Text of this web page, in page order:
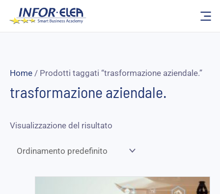
Home / Prodotti taggati “trasformazione aziendale.”
trasformazione aziendale.
Visualizzazione del risultato
Fascia